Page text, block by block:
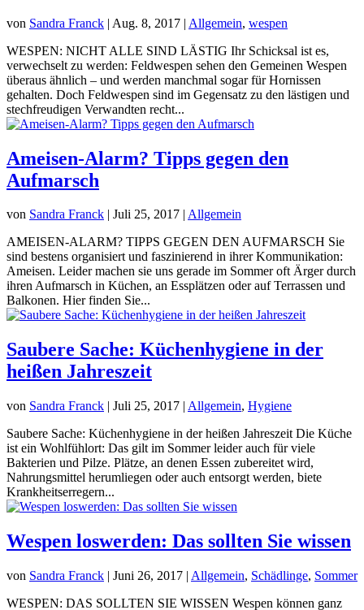
von Sandra Franck | Aug. 8, 2017 | Allgemein, wespen
WESPEN: NICHT ALLE SIND LÄSTIG Ihr Schicksal ist es,
verwechselt zu werden: Feldwespen sehen den Gemeinen Wespen
überaus ähnlich – und werden manchmal sogar für Hornissen
gehalten. Doch Feldwespen sind im Gegensatz zu den lästigen und
stechfreudigen Verwandten recht...
Ameisen-Alarm? Tipps gegen den
Aufmarsch
von Sandra Franck | Juli 25, 2017 | Allgemein
AMEISEN-ALARM? TIPPS GEGEN DEN AUFMARSCH Sie
sind bestens organisiert und faszinierend in ihrer Kommunikation:
Ameisen. Leider machen sie uns gerade im Sommer oft Ärger durch
ihren Aufmarsch in Küchen, an Essplätzen oder auf Terrassen und
Balkonen. Hier finden Sie...
Saubere Sache: Küchenhygiene in der
heißen Jahreszeit
von Sandra Franck | Juli 25, 2017 | Allgemein, Hygiene
Saubere Sache: Küchenhygiene in der heißen Jahreszeit Die Küche
ist ein Wohlfühlort: Das gilt im Sommer leider auch für viele
Bakterien und Pilze. Plätze, an denen Essen zubereitet wird,
Nahrungsmittel herumliegen oder auch entsorgt werden, biete
Krankheitserregern...
Wespen loswerden: Das sollten Sie wissen
von Sandra Franck | Juni 26, 2017 | Allgemein, Schädlinge, Sommer
WESPEN: DAS SOLLTEN SIE WISSEN Wespen können ganz